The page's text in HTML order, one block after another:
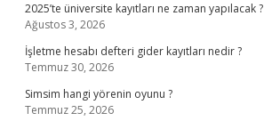
2025’te üniversite kayıtları ne zaman yapılacak ?
Ağustos 3, 2026
İşletme hesabı defteri gider kayıtları nedir ?
Temmuz 30, 2026
Simsim hangi yörenin oyunu ?
Temmuz 25, 2026